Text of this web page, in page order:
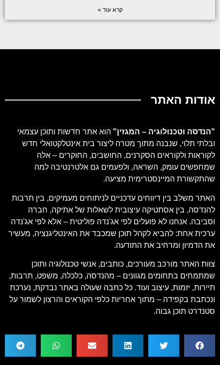
קרא עוד »
אודות האתר
"הנדסה וטכנולוגיה – המגזין" הוא אתר חדשות ותוכן עצמאי
ובלתי תלוי, שנבנה מתוך מטרה ליצור בית אינטלקטואלי חדש
לקוראות ולקוראים הסקרנים, החושבים, החוקרים – אלה
שמחפשים עומק, השראה, ולפעמים גם אלטרנטיבה למה
שהתקשורת המיינסטרימית מציעה.
האתר משלב בין דיווחים עדכניים לניתוחים מעמיקים, בין תרבות
להנדסה, בין אסתטיקה עיצובית לשאלות של אתיקה, חברה
וסביבה. אנחנו לא פועלים לפי אג'נדה פוליטית – אלא לפי אג'נדה
ערכית אחת: להביא לקהל תוכן שמכבד את האינטליגנציה, מעשיר
את הדמיון ומרחיב את התודעה.
צוות האתר מורכב מעורכים, כותבים, אנשי טכנולוגיה ותוכן
שמתמחים בתחומים מגוונים – מהנדסה, כלכלה, משפט, תרבות,
תיירות, יזמות, עיצוב ועוד. כל כתבה שעולה באתר נבדקת, נערכת
ונכתבת בקפידה – מתוך אחריות כלפי הקוראים והרצון לשמור על
סטנדרט תוכן גבוה.